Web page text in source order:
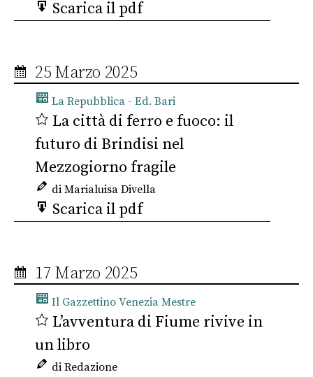
Scarica il pdf
25 Marzo 2025
La Repubblica - Ed. Bari
La città di ferro e fuoco: il
futuro di Brindisi nel
Mezzogiorno fragile
di Marialuisa Divella
Scarica il pdf
17 Marzo 2025
Il Gazzettino Venezia Mestre
L’avventura di Fiume rivive in
un libro
di Redazione